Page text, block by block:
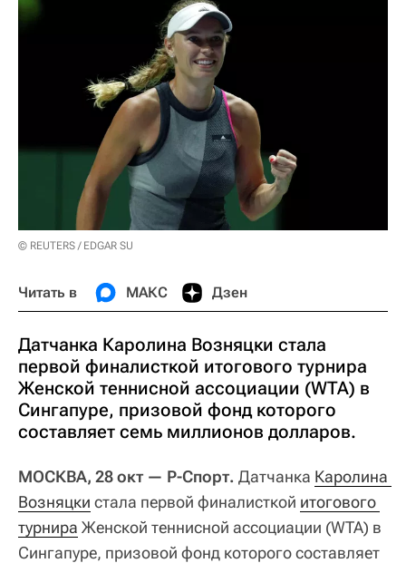
© REUTERS / EDGAR SU
Читать в МАКС Дзен
Датчанка Каролина Возняцки стала
первой финалисткой итогового турнира
Женской теннисной ассоциации (WTA) в
Сингапуре, призовой фонд которого
составляет семь миллионов долларов.
МОСКВА, 28 окт — Р-Спорт. Датчанка Каролина
Возняцки стала первой финалисткой итогового
турнира Женской теннисной ассоциации (WTA) в
Сингапуре, призовой фонд которого составляет